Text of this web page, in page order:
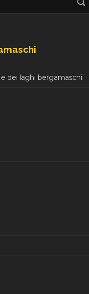
dei laghi bergamaschi